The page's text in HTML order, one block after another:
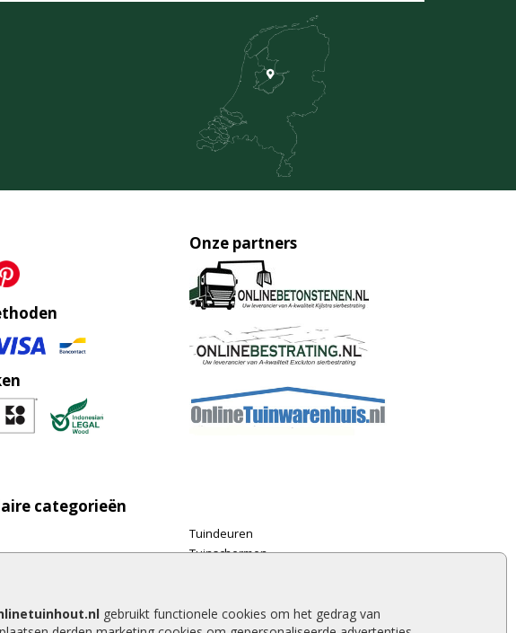
gebruikt functionele cookies om het gedrag van
Onze partners
categorieën
Tuindeuren
Tuinschermen
Douglas hout